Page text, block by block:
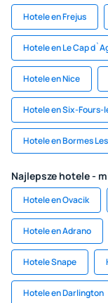
Hotele en Frejus
Hotele en Le Cap
Hotele en Nice
Hotele en Six-Fours-
Hotele en Bormes
Najlepsze hotele -
Hotele en Ovacik
Hotele en Adrano
Hotele Snape
Hotele en Darlington